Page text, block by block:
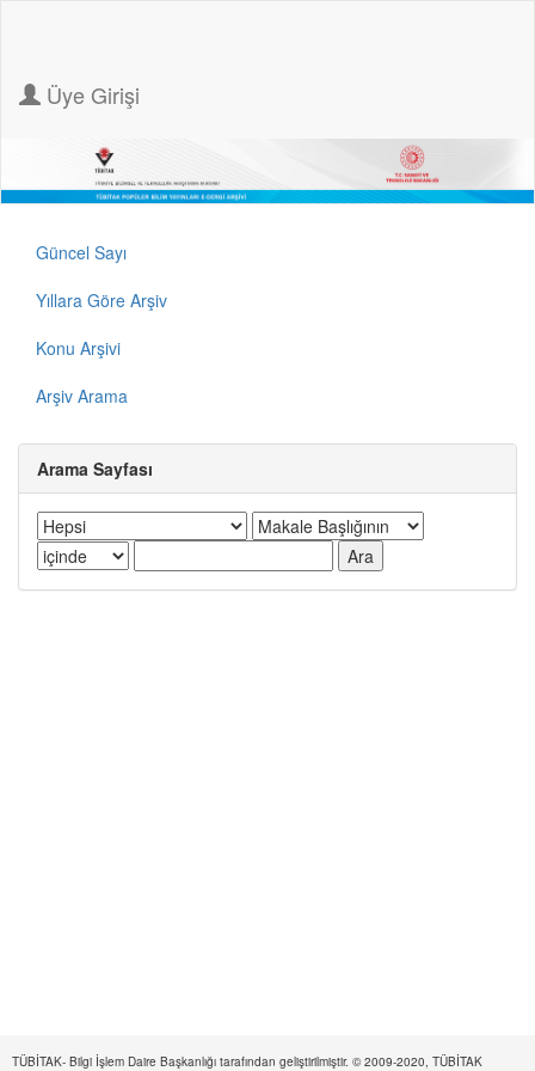
Üye Girişi
Güncel Sayı
Yıllara Göre Arşiv
Konu Arşivi
Arşiv Arama
Arama Sayfası
TÜBİTAK- Bilgi İşlem Daire Başkanlığı tarafından geliştirilmiştir. © 2009-2020, TÜBİTAK